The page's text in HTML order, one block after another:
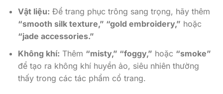
Vật liệu: Để trang phục trông sang trọng, hãy thêm
“smooth silk texture,” “gold embroidery,” hoặc
“jade accessories.”
Không khí: Thêm “misty,” “foggy,” hoặc “smoke”
để tạo ra không khí huyền ảo, siêu nhiên thường
thấy trong các tác phẩm cổ trang.